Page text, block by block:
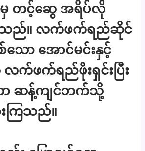
မှ တင့်ဆွေ အရိပ်လို
သည်။ လက်ဖက်ရည်ဆိုင်
ော အောင်မင်းနှင့်
က်ဖက်ရည်ဖိုးရှင်းပြီး
ာ ဆန့်ကျင်ဘက်သို့
ကြသည်။